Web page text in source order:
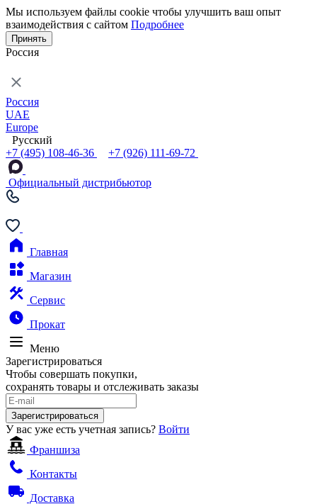
Мы используем файлы cookie чтобы улучшить ваш опыт
взаимодействия с сайтом Подробнее
Принять
Россия
Россия
UAE
Europe
Русский
+7 (495) 108-46-36
+7 (926) 111-69-72
Официальный дистрибьютор
Главная
Магазин
Сервис
Прокат
Меню
Зарегистрироваться
Чтобы совершать покупки,
сохранять товары и отслеживать заказы
Зарегистрироваться
У вас уже есть учетная запись? Войти
Франшиза
Контакты
Доставка